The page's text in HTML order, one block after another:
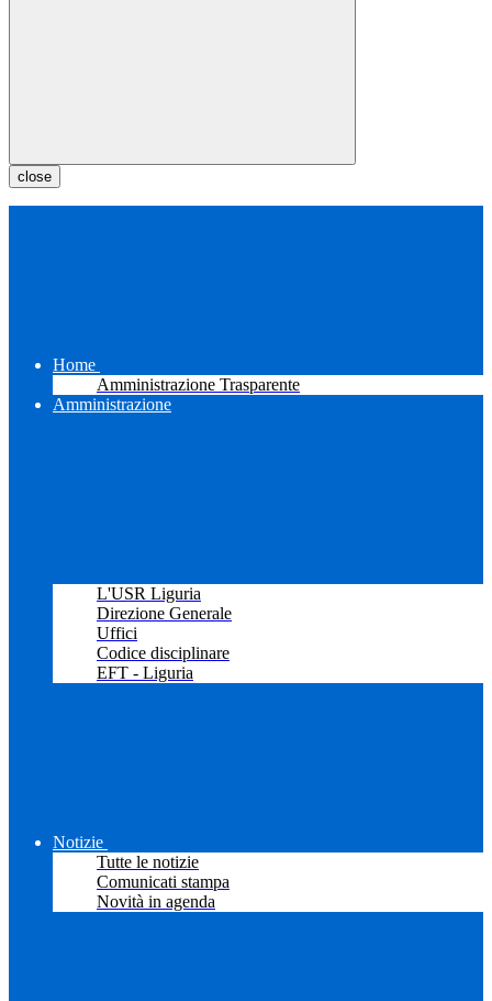
close
Home
Amministrazione Trasparente
Amministrazione
L'USR Liguria
Direzione Generale
Uffici
Codice disciplinare
EFT - Liguria
Notizie
Tutte le notizie
Comunicati stampa
Novità in agenda